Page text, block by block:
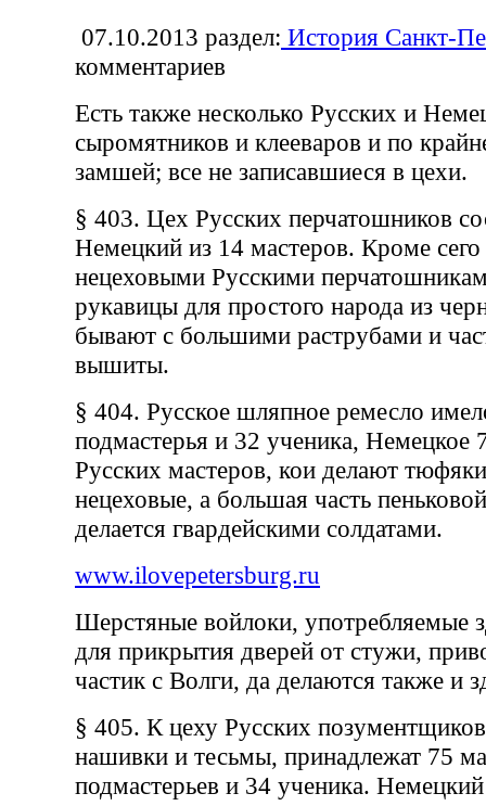
07.10.2013 раздел: История Санкт-
комментариев
Есть также несколько Русских и
сыромятников и клееваров и по
замшей; все не записавшиеся в цехи.
§ 403. Цех Русских перчатошников
Немецкий из 14 мастеров. Кроме
нецеховыми Русскими
рукавицы для простого народа из
бывают с большими раструбами и
вышиты.
§ 404. Русское шляпное ремесло
подмастерья и 32 ученика, Немецкое
Русских мастеров, кои делают
нецеховые, а большая часть
делается гвардейскими солдатами.
www.ilovepetersburg.ru
Шерстяные войлоки, употребляемые
для прикрытия дверей от стужи,
частик с Волги, да делаются также и
§ 405. К цеху Русских
нашивки и тесьмы, принадлежат 75
подмастерьев и 34 ученика.